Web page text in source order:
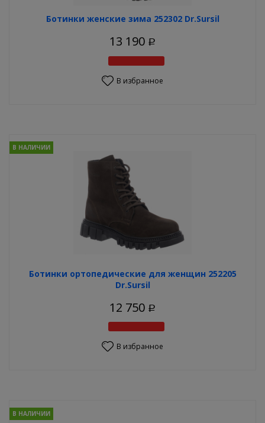
Ботинки женские зима 252302 Dr.Sursil
13 190 Р
В избранное
Ботинки ортопедические для женщин 252205
Dr.Sursil
В НАЛИЧИИ
12 750 Р
В избранное
В НАЛИЧИИ